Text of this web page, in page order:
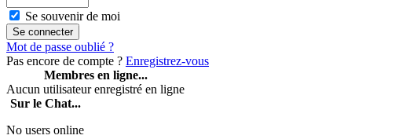
Se souvenir de moi
Mot de passe oublié ?
Pas encore de compte ? Enregistrez-vous
Membres en ligne...
Aucun utilisateur enregistré en ligne
Sur le Chat...
No users online